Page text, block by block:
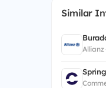
Similar
Allianz